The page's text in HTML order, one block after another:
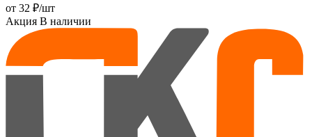
от 32 ₽/шт
Акция В наличии